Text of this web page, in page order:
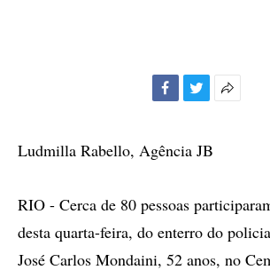
Ludmilla Rabello, Agência JB
RIO - Cerca de 80 pessoas
desta quarta-feira, do enterro do
José Carlos Mondaini, 52 anos, no